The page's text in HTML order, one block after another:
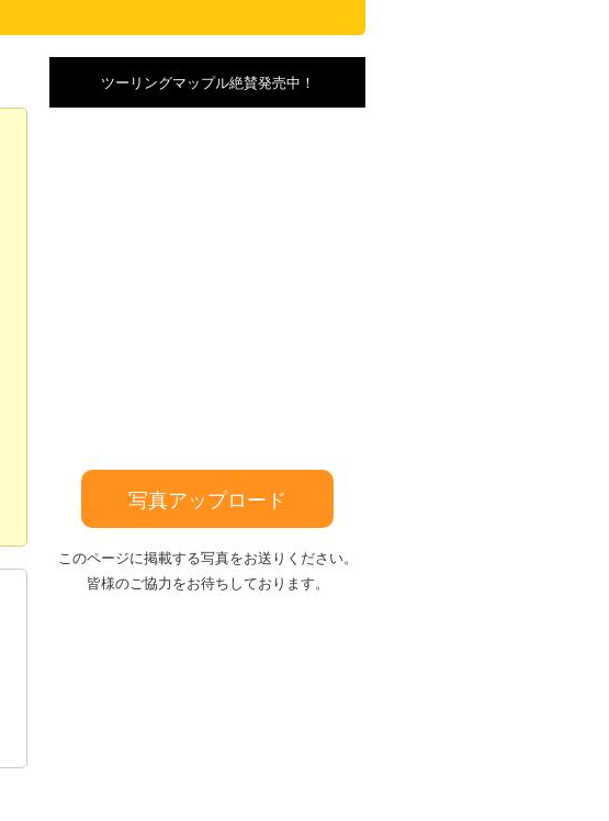
ツーリングマップル絶賛発売中！
写真アップロード
このページに掲載する写真をお送りください。
皆様のご協力をお待ちしております。